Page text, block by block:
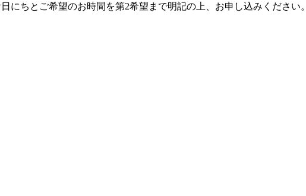
にちとご希望のお時間を第2希望まで明記の上、お申し込みください。